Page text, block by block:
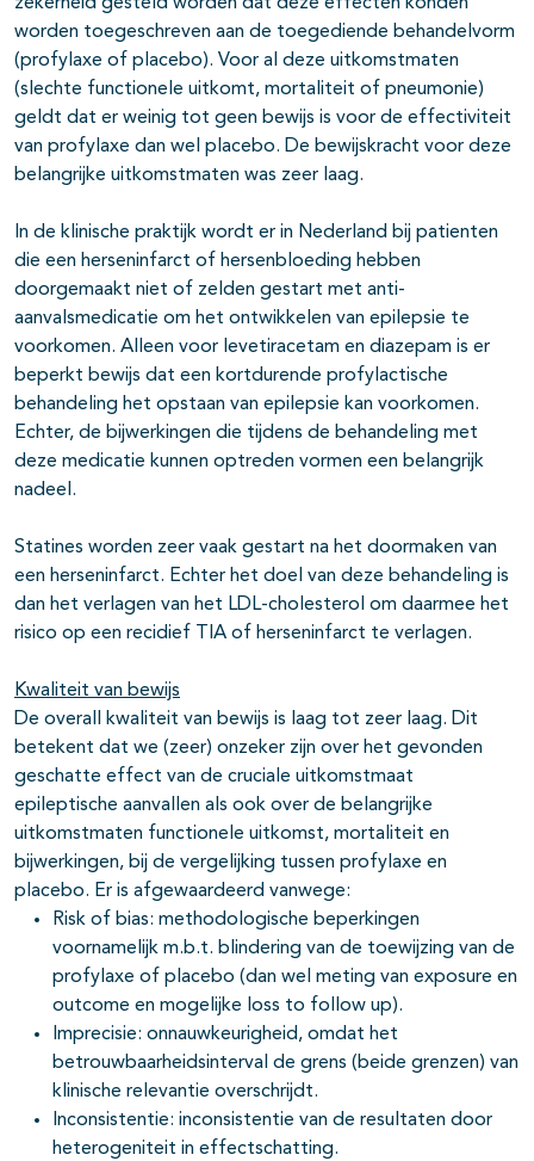
worden toegeschreven aan de toegediende behandelvorm
(profylaxe of placebo). Voor al deze uitkomstmaten
(slechte functionele uitkomt, mortaliteit of pneumonie)
geldt dat er weinig tot geen bewijs is voor de effectiviteit
van profylaxe dan wel placebo. De bewijskracht voor deze
belangrijke uitkomstmaten was zeer laag.
In de klinische praktijk wordt er in Nederland bij patienten
die een herseninfarct of hersenbloeding hebben
doorgemaakt niet of zelden gestart met anti-
aanvalsmedicatie om het ontwikkelen van epilepsie te
voorkomen. Alleen voor levetiracetam en diazepam is er
beperkt bewijs dat een kortdurende profylactische
behandeling het opstaan van epilepsie kan voorkomen.
Echter, de bijwerkingen die tijdens de behandeling met
deze medicatie kunnen optreden vormen een belangrijk
nadeel.
Statines worden zeer vaak gestart na het doormaken van
een herseninfarct. Echter het doel van deze behandeling is
dan het verlagen van het LDL-cholesterol om daarmee het
risico op een recidief TIA of herseninfarct te verlagen.
Kwaliteit van bewijs
De overall kwaliteit van bewijs is laag tot zeer laag. Dit
betekent dat we (zeer) onzeker zijn over het gevonden
geschatte effect van de cruciale uitkomstmaat
epileptische aanvallen als ook over de belangrijke
uitkomstmaten functionele uitkomst, mortaliteit en
bijwerkingen, bij de vergelijking tussen profylaxe en
placebo. Er is afgewaardeerd vanwege:
Risk of bias: methodologische beperkingen
voornamelijk m.b.t. blindering van de toewijzing van de
profylaxe of placebo (dan wel meting van exposure en
outcome en mogelijke loss to follow up).
Imprecisie: onnauwkeurigheid, omdat het
betrouwbaarheidsinterval de grens (beide grenzen) van
klinische relevantie overschrijdt.
Inconsistentie: inconsistentie van de resultaten door
heterogeniteit in effectschatting.